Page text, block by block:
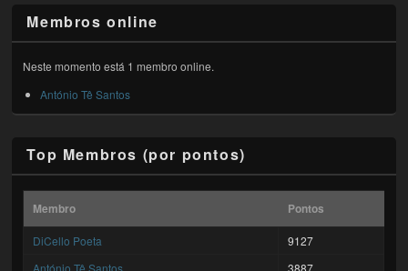
Membros online
Neste momento está 1 membro online.
António Tê Santos
Top Membros (por pontos)
Membro Pontos
DiCello Poeta
9127
António Tê Santos
3887